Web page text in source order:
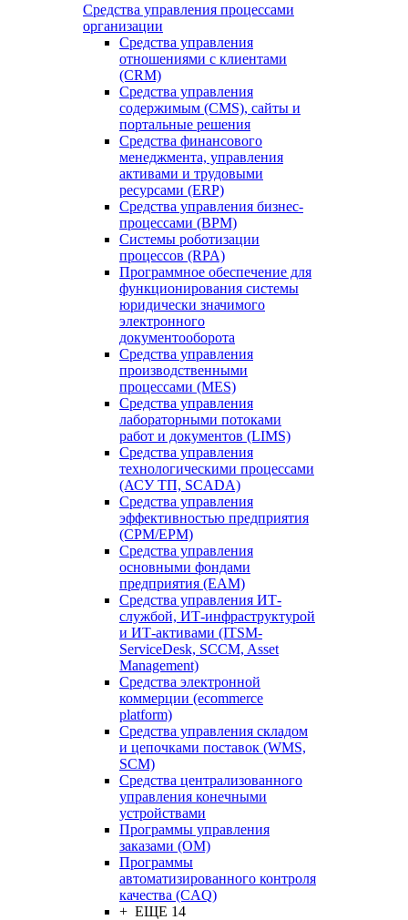
Средства управления процессами
организации
Средства управления
отношениями с клиентами
(CRM)
Средства управления
содержимым (CMS), сайты и
портальные решения
Средства финансового
менеджмента, управления
активами и трудовыми
ресурсами (ERP)
Средства управления бизнес-
процессами (BPM)
Системы роботизации
процессов (RPA)
Программное обеспечение для
функционирования системы
юридически значимого
электронного
документооборота
Средства управления
производственными
процессами (MES)
Средства управления
лабораторными потоками
работ и документов (LIMS)
Средства управления
технологическими процессами
(АСУ ТП, SCADA)
Средства управления
эффективностью предприятия
(CPM/EPM)
Средства управления
основными фондами
предприятия (EAM)
Средства управления ИТ-
службой, ИТ-инфраструктурой
и ИТ-активами (ITSM-
ServiceDesk, SCCM, Asset
Management)
Средства электронной
коммерции (ecommerce
platform)
Средства управления складом
и цепочками поставок (WMS,
SCM)
Средства централизованного
управления конечными
устройствами
Программы управления
заказами (OM)
Программы
автоматизированного контроля
качества (CAQ)
+ ЕЩЕ 14